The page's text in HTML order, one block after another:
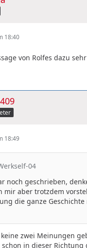
18:40
von Rolfes dazu
18:49
04
noch geschrieben,
mir aber trotzdem
die ganze
zwei Meinungen
schon in dieser Richtung